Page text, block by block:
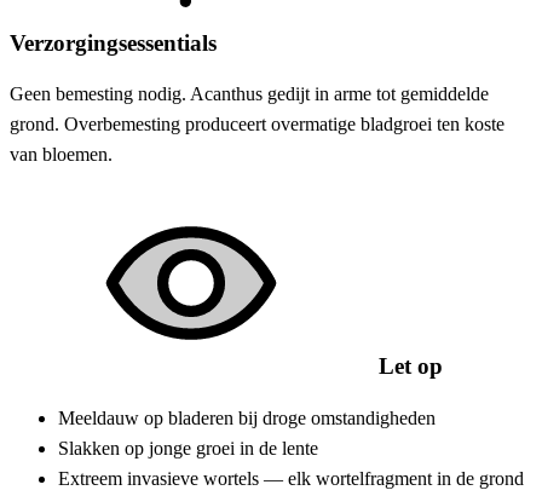
Verzorgingsessentials
Geen bemesting nodig. Acanthus gedijt in arme tot gemiddelde
grond. Overbemesting produceert overmatige bladgroei ten koste
van bloemen.
Let op
Meeldauw op bladeren bij droge omstandigheden
Slakken op jonge groei in de lente
Extreem invasieve wortels — elk wortelfragment in de grond